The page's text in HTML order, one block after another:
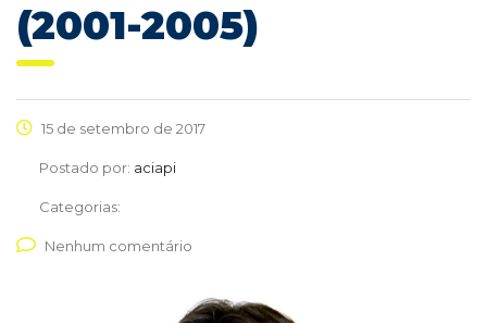
(2001-2005)
15 de setembro de 2017
Postado por: aciapi
Categorias:
Nenhum comentário